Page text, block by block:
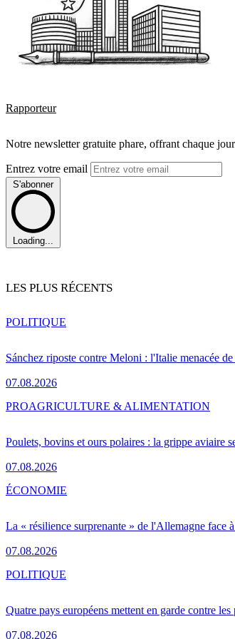
Rapporteur
Notre newsletter gratuite phare, offrant chaque
Entrez votre email
S'abonner
Loading...
LES PLUS RÉCENTS
Sánchez riposte contre Meloni : l'Italie menacée
07.08.2026
POLITIQUE
Poulets, bovins et ours polaires : la grippe aviaire
07.08.2026
PROAGRICULTURE & ALIMENTATION
La « résilience surprenante » de l'Allemagne face
07.08.2026
ÉCONOMIE
Quatre pays européens mettent en garde contre
07.08.2026
POLITIQUE